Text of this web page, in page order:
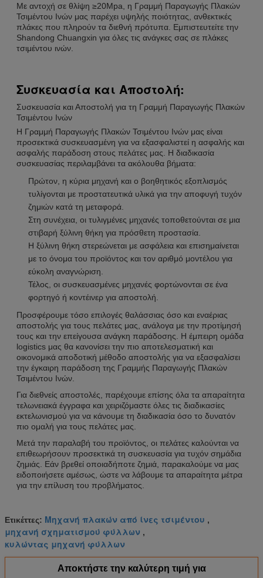
Με αντοχή σε θλίψη ≥20Mpa, η Γραμμή Παραγωγής Πλακών
Τσιμέντου Ινών μας παρέχει υψηλής ποιότητας, ανθεκτικές
πλάκες που πληρούν τα διεθνή πρότυπα. Εμπιστευτείτε την
Shandong Chuangxin για όλες τις ανάγκες σας σε πλάκες
τσιμέντου ινών.
Συσκευασία και Αποστολή:
Συσκευασία και Αποστολή για τη Γραμμή Παραγωγής Πλακών
Τσιμέντου Ινών
Η Γραμμή Παραγωγής Πλακών Τσιμέντου Ινών μας είναι
προσεκτικά συσκευασμένη για να εξασφαλιστεί η ασφαλής και
ασφαλής παράδοση στους πελάτες μας. Η διαδικασία
συσκευασίας περιλαμβάνει τα ακόλουθα βήματα:
Πρώτον, η κύρια μηχανή και ο βοηθητικός εξοπλισμός
τυλίγονται με προστατευτικά υλικά για την αποφυγή τυχόν
ζημιών κατά τη μεταφορά.
Στη συνέχεια, οι τυλιγμένες μηχανές τοποθετούνται σε μια
στιβαρή ξύλινη θήκη για πρόσθετη προστασία.
Η ξύλινη θήκη στερεώνεται με ασφάλεια και επισημαίνεται
με το όνομα του προϊόντος και τον αριθμό μοντέλου για
εύκολη αναγνώριση.
Τέλος, οι συσκευασμένες μηχανές φορτώνονται σε ένα
φορτηγό ή κοντέινερ για αποστολή.
Προσφέρουμε τόσο επιλογές θαλάσσιας όσο και εναέριας
αποστολής για τους πελάτες μας, ανάλογα με την προτίμησή
τους και την επείγουσα ανάγκη παράδοσης. Η έμπειρη ομάδα
logistics μας θα κανονίσει την πιο αποτελεσματική και
οικονομικά αποδοτική μέθοδο αποστολής για να εξασφαλίσει
την έγκαιρη παράδοση της Γραμμής Παραγωγής Πλακών
Τσιμέντου Ινών.
Για διεθνείς αποστολές, παρέχουμε επίσης όλα τα απαραίτητα
τελωνειακά έγγραφα και χειριζόμαστε όλες τις διαδικασίες
εκτελωνισμού για να κάνουμε τη διαδικασία όσο το δυνατόν
πιο ομαλή για τους πελάτες μας.
Μετά την παραλαβή του προϊόντος, οι πελάτες καλούνται να
επιθεωρήσουν προσεκτικά τη συσκευασία για τυχόν σημάδια
ζημιάς. Εάν βρεθεί οποιαδήποτε ζημιά, παρακαλούμε να μας
ειδοποιήσετε αμέσως, ώστε να λάβουμε τα απαραίτητα μέτρα
για την επίλυση του προβλήματος.
Ετικέττες: Μηχανή πλακών από ίνες τσιμέντου ,
μηχανή σχηματισμού φύλλων ,
κυλώντας μηχανή φύλλων
Αποκτήστε την καλύτερη τιμή για